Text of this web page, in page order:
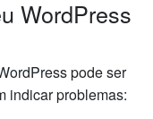
WordPress
pode ser
indicar problemas: